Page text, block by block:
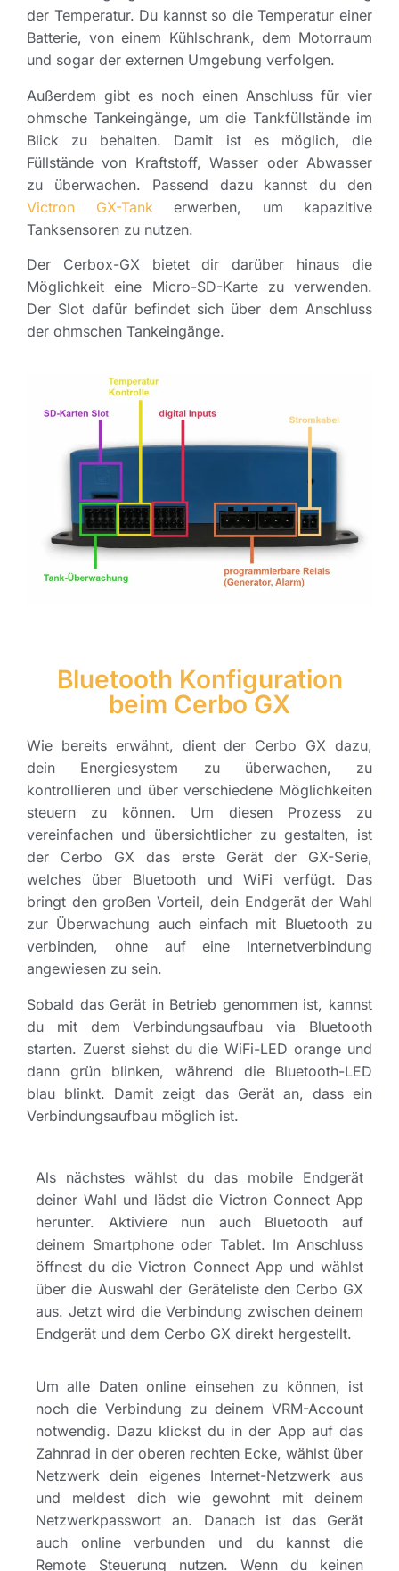
der Temperatur. Du kannst so die Temperatur einer
Batterie, von einem Kühlschrank, dem Motorraum
und sogar der externen Umgebung verfolgen.
Außerdem gibt es noch einen Anschluss für vier
ohmsche Tankeingänge, um die Tankfüllstände im
Blick zu behalten. Damit ist es möglich, die
Füllstände von Kraftstoff, Wasser oder Abwasser
zu überwachen. Passend dazu kannst du den
Victron GX-Tank erwerben, um kapazitive
Tanksensoren zu nutzen.
Der Cerbox-GX bietet dir darüber hinaus die
Möglichkeit eine Micro-SD-Karte zu verwenden.
Der Slot dafür befindet sich über dem Anschluss
der ohmschen Tankeingänge.
Bluetooth Konfiguration
beim Cerbo GX
Wie bereits erwähnt, dient der Cerbo GX dazu,
dein Energiesystem zu überwachen, zu
kontrollieren und über verschiedene Möglichkeiten
steuern zu können. Um diesen Prozess zu
vereinfachen und übersichtlicher zu gestalten, ist
der Cerbo GX das erste Gerät der GX-Serie,
welches über Bluetooth und WiFi verfügt. Das
bringt den großen Vorteil, dein Endgerät der Wahl
zur Überwachung auch einfach mit Bluetooth zu
verbinden, ohne auf eine Internetverbindung
angewiesen zu sein.
Sobald das Gerät in Betrieb genommen ist, kannst
du mit dem Verbindungsaufbau via Bluetooth
starten. Zuerst siehst du die WiFi-LED orange und
dann grün blinken, während die Bluetooth-LED
blau blinkt. Damit zeigt das Gerät an, dass ein
Verbindungsaufbau möglich ist.
Als nächstes wählst du das mobile Endgerät
deiner Wahl und lädst die Victron Connect App
herunter. Aktiviere nun auch Bluetooth auf
deinem Smartphone oder Tablet. Im Anschluss
öffnest du die Victron Connect App und wählst
über die Auswahl der Geräteliste den Cerbo GX
aus. Jetzt wird die Verbindung zwischen deinem
Endgerät und dem Cerbo GX direkt hergestellt.
Um alle Daten online einsehen zu können, ist
noch die Verbindung zu deinem VRM-Account
notwendig. Dazu klickst du in der App auf das
Zahnrad in der oberen rechten Ecke, wählst über
Netzwerk dein eigenes Internet-Netzwerk aus
und meldest dich wie gewohnt mit deinem
Netzwerkpasswort an. Danach ist das Gerät
auch online verbunden und du kannst die
Remote Steuerung nutzen. Wenn du keinen